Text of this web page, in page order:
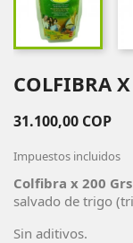
COLFIBRA
31.100,00 COP
Impuestos incluidos
Colfibra x 200
salvado de trigo
Sin aditivos.